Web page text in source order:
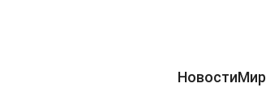
НовостиМир